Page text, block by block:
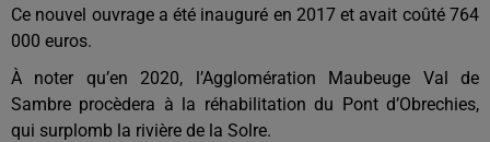
Ce nouvel ouvrage a été inauguré en 2017 et avait coûté 764
000 euros.
À noter qu’en 2020, l’Agglomération Maubeuge Val de
Sambre procèdera à la réhabilitation du Pont d’Obrechies,
qui surplomb la rivière de la Solre.